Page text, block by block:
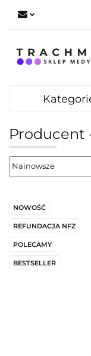
Producent
NOWOŚĆ
REFUNDACJA NFZ
POLECAMY
BESTSELLER